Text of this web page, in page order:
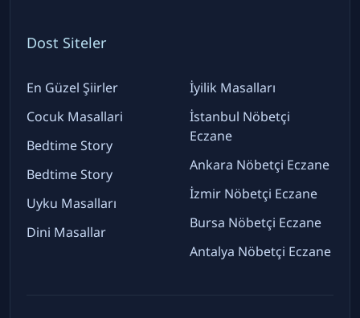
Dost Siteler
En Güzel Şiirler
Cocuk Masallari
Bedtime Story
Bedtime Story
Uyku Masalları
Dini Masallar
İyilik Masalları
İstanbul Nöbetçi
Eczane
Ankara Nöbetçi Eczane
İzmir Nöbetçi Eczane
Bursa Nöbetçi Eczane
Antalya Nöbetçi Eczane